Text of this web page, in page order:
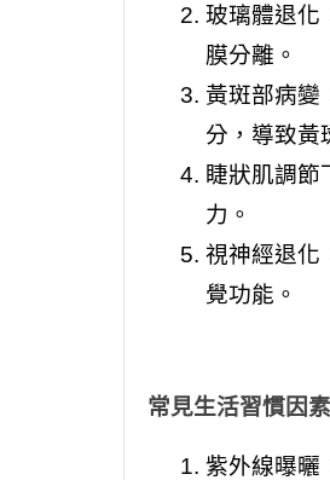
玻璃體退化
膜分離。
黃斑部病變
分，導致黃
睫狀肌調節
力。
視神經退化
覺功能。
常見生活習慣因素
紫外線曝曬